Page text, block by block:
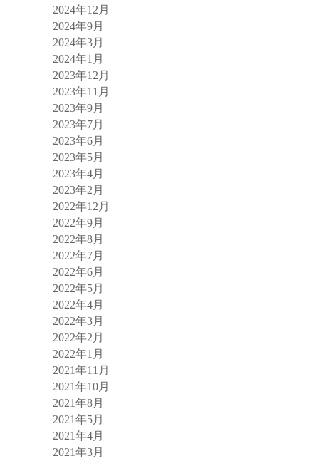
2024年12月
2024年9月
2024年3月
2024年1月
2023年12月
2023年11月
2023年9月
2023年7月
2023年6月
2023年5月
2023年4月
2023年2月
2022年12月
2022年9月
2022年8月
2022年7月
2022年6月
2022年5月
2022年4月
2022年3月
2022年2月
2022年1月
2021年11月
2021年10月
2021年8月
2021年5月
2021年4月
2021年3月